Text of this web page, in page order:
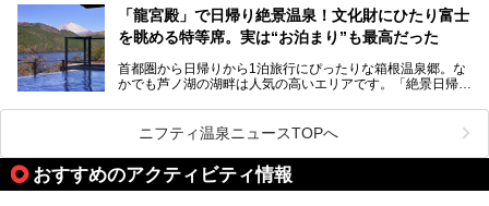
う」という人も多いはず。
そこで今回は、神奈川県内の人気施設26選を「安さ」「岩
業」「駅近」など、目的別に厳選して紹介します。
今の気分にぴったりの施設を見つけて、最高のリフレッシュ
「箱根仙石原プリンスホテル」と4軒あり、今回ご紹介する
「ザ・プリンス 箱根芦ノ湖」は、その中でもフラッグシッ
プ（旗艦）に位置づけられる特別なホテルです。
昭和の日本を代表する建築家の一人、村野藤吾が芦ノ湖の畔
に建てた桃源郷のようなホテルがここ。自家源泉の温泉や、
提供元：株式会社西武・プリンスホテルズワールドワイド
【PR】
この記事はザ・プリンス 箱根芦ノ湖のPR記事です。
「龍宮殿」で日帰り絶景温泉！文化財にひたり富士
を眺める特等席。実は“お泊まり”も最高だった
首都圏から日帰りから1泊旅行にぴったりな箱根温泉郷。な
かでも芦ノ湖の湖畔は人気の高いエリアです。「絶景日帰り
が楽しめるまさに眺望自慢の日帰り温泉。
そしてここは全24室の「箱根 芦ノ湖畔蛸川温泉 龍宮殿」と
して宿泊もできます。宿泊者は「龍宮殿本館」の営業時間に
加えて、朝6時からの宿泊者専用時間帯にも「龍宮殿本館」
のお風呂が利用できます。
ニフティ温泉ニュースTOPへ
おすすめのアクティビティ情報